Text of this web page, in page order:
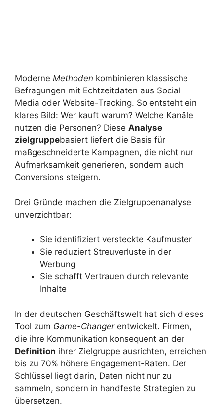
Moderne Methoden kombinieren klassische
Befragungen mit Echtzeitdaten aus Social
Media oder Website-Tracking. So entsteht ein
klares Bild: Wer kauft warum? Welche Kanäle
nutzen die Personen? Diese Analyse
zielgruppebasiert liefert die Basis für
maßgeschneiderte Kampagnen, die nicht nur
Aufmerksamkeit generieren, sondern auch
Conversions steigern.
Drei Gründe machen die Zielgruppenanalyse
unverzichtbar:
Sie identifiziert versteckte Kaufmuster
Sie reduziert Streuverluste in der
Werbung
Sie schafft Vertrauen durch relevante
Inhalte
In der deutschen Geschäftswelt hat sich dieses
Tool zum Game-Changerentwickelt. Firmen,
die ihre Kommunikation konsequent an der
Definition ihrer Zielgruppe ausrichten, erreichen
bis zu 70% höhere Engagement-Raten. Der
Schlüssel liegt darin, Daten nicht nur zu
sammeln, sondern in handfeste Strategien zu
übersetzen.